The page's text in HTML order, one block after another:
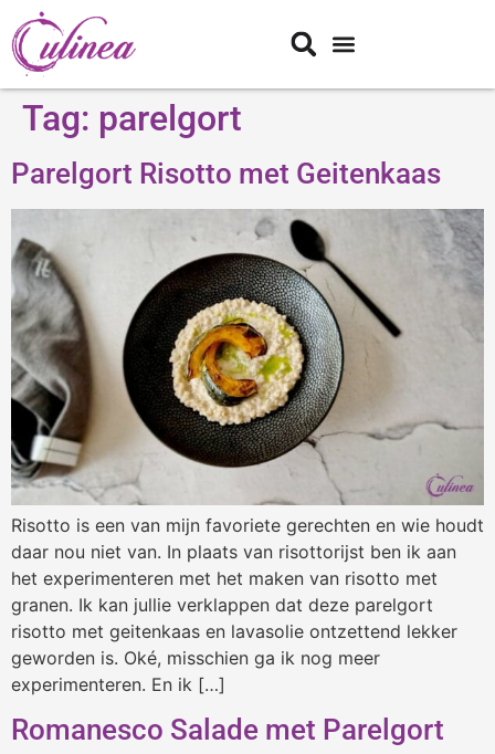
Tag: parelgort
Parelgort Risotto met Geitenkaas
Risotto is een van mijn favoriete gerechten en wie houdt
daar nou niet van. In plaats van risottorijst ben ik aan
het experimenteren met het maken van risotto met
granen. Ik kan jullie verklappen dat deze parelgort
risotto met geitenkaas en lavasolie ontzettend lekker
geworden is. Oké, misschien ga ik nog meer
experimenteren. En ik […]
Romanesco Salade met Parelgort